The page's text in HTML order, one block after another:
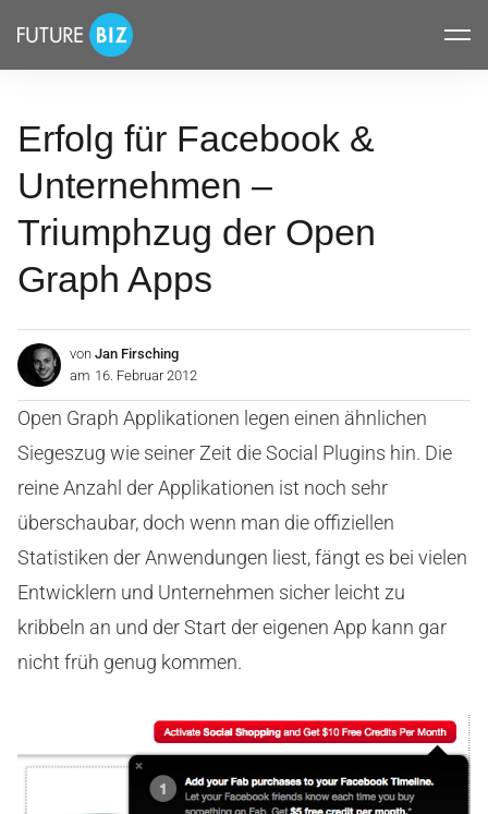
überspringen
FUTUREBIZ
Erfolg für Facebook &
Unternehmen –
Triumphzug der Open
Graph Apps
von Jan Firsching
am 16. Februar 2012
Open Graph Applikationen legen einen ähnlichen
Siegeszug wie seiner Zeit die Social Plugins hin. Die
reine Anzahl der Applikationen ist noch sehr
überschaubar, doch wenn man die offiziellen
Statistiken der Anwendungen liest, fängt es bei vielen
Entwicklern und Unternehmen sicher leicht zu
kribbeln an und der Start der eigenen App kann gar
nicht früh genug kommen.